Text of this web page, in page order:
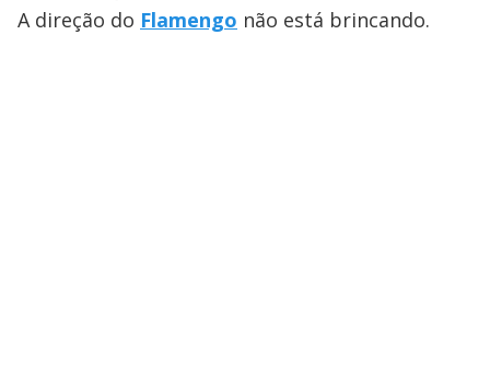
A direção do Flamengo não está brincando.